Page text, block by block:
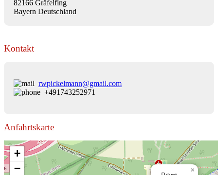
82166 Gräfelfing
Bayern Deutschland
Kontakt
rwpickelmann@gmail.com
+491743252971
Anfahrtskarte
×
+
−